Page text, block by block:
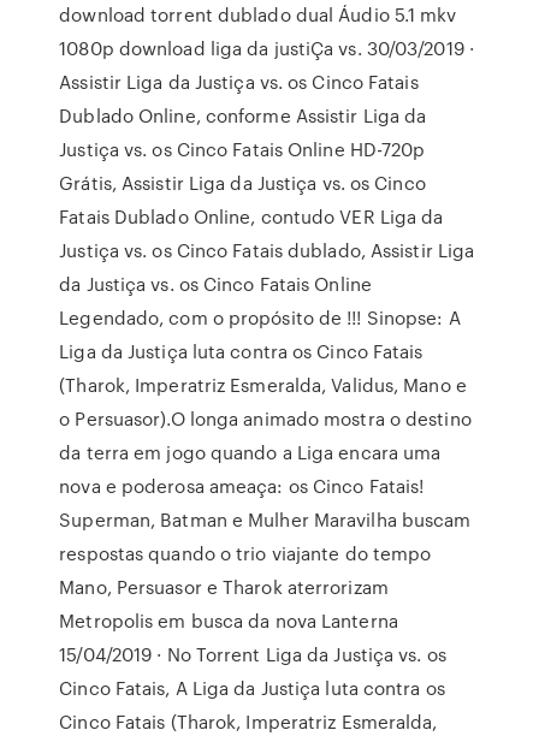
download torrent dublado dual Áudio 5.1 mkv
1080p download liga da justiÇa vs. 30/03/2019 ·
Assistir Liga da Justiça vs. os Cinco Fatais
Dublado Online, conforme Assistir Liga da
Justiça vs. os Cinco Fatais Online HD-720p
Grátis, Assistir Liga da Justiça vs. os Cinco
Fatais Dublado Online, contudo VER Liga da
Justiça vs. os Cinco Fatais dublado, Assistir Liga
da Justiça vs. os Cinco Fatais Online
Legendado, com o propósito de !!! Sinopse: A
Liga da Justiça luta contra os Cinco Fatais
(Tharok, Imperatriz Esmeralda, Validus, Mano e
o Persuasor).O longa animado mostra o destino
da terra em jogo quando a Liga encara uma
nova e poderosa ameaça: os Cinco Fatais!
Superman, Batman e Mulher Maravilha buscam
respostas quando o trio viajante do tempo
Mano, Persuasor e Tharok aterrorizam
Metropolis em busca da nova Lanterna
15/04/2019 · No Torrent Liga da Justiça vs. os
Cinco Fatais, A Liga da Justiça luta contra os
Cinco Fatais (Tharok, Imperatriz Esmeralda,